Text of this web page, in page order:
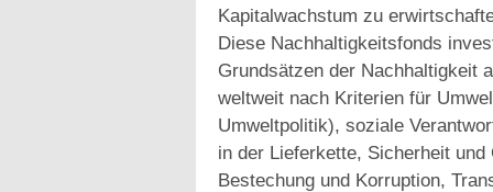
Kapitalwachstum zu
Diese Nachhaltigkeitsfonds
Grundsätzen der Nachhaltigkeit
weltweit nach Kriterien für
Umweltpolitik), soziale
in der Lieferkette, Sicherheit
Bestechung und Korruption,